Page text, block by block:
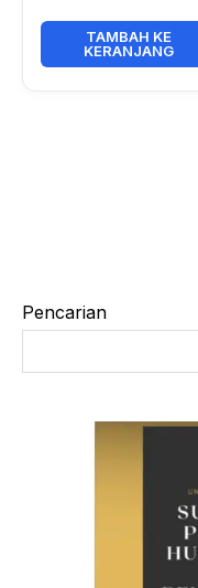
Pencarian
TAMBAH KE
KERANJANG